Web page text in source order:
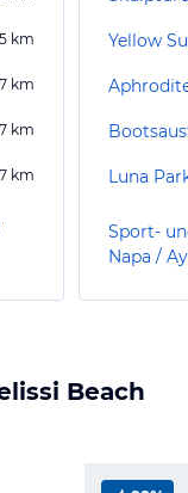
km
km
km
km
Yellow
Luna
Sport-
Napa /
Beach